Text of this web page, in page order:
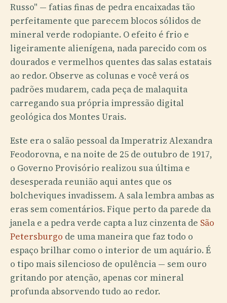
Russo" — fatias finas de pedra encaixadas tão
perfeitamente que parecem blocos sólidos de
mineral verde rodopiante. O efeito é frio e
ligeiramente alienígena, nada parecido com os
dourados e vermelhos quentes das salas estatais
ao redor. Observe as colunas e você verá os
padrões mudarem, cada peça de malaquita
carregando sua própria impressão digital
geológica dos Montes Urais.
Este era o salão pessoal da Imperatriz Alexandra
Feodorovna, e na noite de 25 de outubro de 1917,
o Governo Provisório realizou sua última e
desesperada reunião aqui antes que os
bolcheviques invadissem. A sala lembra ambas as
eras sem comentários. Fique perto da parede da
janela e a pedra verde capta a luz cinzenta de São
Petersburgo de uma maneira que faz todo o
espaço brilhar como o interior de um aquário. É
o tipo mais silencioso de opulência — sem ouro
gritando por atenção, apenas cor mineral
profunda absorvendo tudo ao redor.